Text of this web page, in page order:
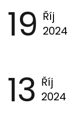
19 Říj
2024
13 Říj
2024